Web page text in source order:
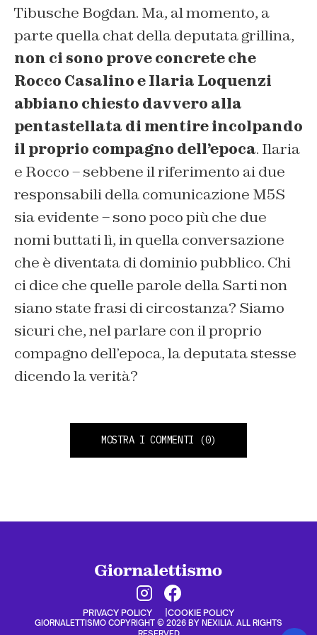
Tibusche Bogdan. Ma, al momento, a
parte quella chat della deputata grillina,
non ci sono prove concrete che
Rocco Casalino e Ilaria Loquenzi
abbiano chiesto davvero alla
pentastellata di mentire incolpando
il proprio compagno dell’epoca. Ilaria
e Rocco – sebbene il riferimento ai due
responsabili della comunicazione M5S
sia evidente – sono poco più che due
nomi buttati lì, in quella conversazione
che è diventata di dominio pubblico. Chi
ci dice che quelle parole della Sarti non
siano state frasi di circostanza? Siamo
sicuri che, nel parlare con il proprio
compagno dell’epoca, la deputata stesse
dicendo la verità?
MOSTRA I COMMENTI (0)
PRIVACY POLICY COOKIE POLICY
GIORNALETTISMO COPYRIGHT © 2026 BY NEXILIA. ALL RIGHTS